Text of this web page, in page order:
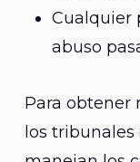
Cualquier
abuso
Para obtener
los